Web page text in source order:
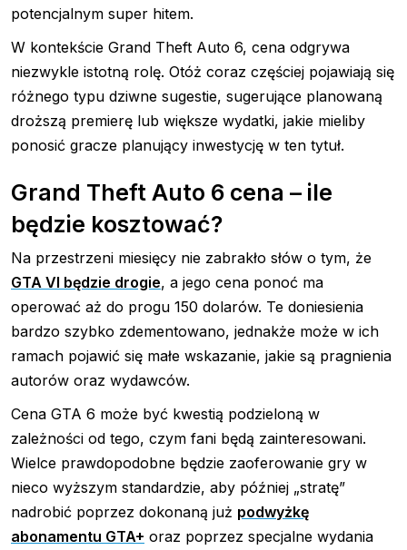
potencjalnym super hitem.
W kontekście Grand Theft Auto 6, cena odgrywa
niezwykle istotną rolę. Otóż coraz częściej pojawiają się
różnego typu dziwne sugestie, sugerujące planowaną
droższą premierę lub większe wydatki, jakie mieliby
ponosić gracze planujący inwestycję w ten tytuł.
Grand Theft Auto 6 cena – ile
będzie kosztować?
Na przestrzeni miesięcy nie zabrakło słów o tym, że
GTA VI będzie drogie, a jego cena ponoć ma
operować aż do progu 150 dolarów. Te doniesienia
bardzo szybko zdementowano, jednakże może w ich
ramach pojawić się małe wskazanie, jakie są pragnienia
autorów oraz wydawców.
Cena GTA 6 może być kwestią podzieloną w
zależności od tego, czym fani będą zainteresowani.
Wielce prawdopodobne będzie zaoferowanie gry w
nieco wyższym standardzie, aby później „stratę”
nadrobić poprzez dokonaną już podwyżkę
abonamentu GTA+ oraz poprzez specjalne wydania